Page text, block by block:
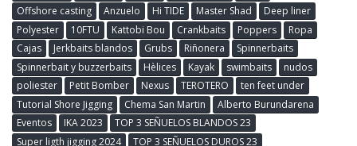
Offshore casting
Anzuelo Hi TIDE Master Shad
Deep liner
Polyester
10FTU Kattobi Bou Crankbaits Poppers
Ropa
Cajas
Jerkbaits blandos Grubs Riñonera
Spinnerbaits
Spinnerbait y buzzerbaits
Hèlices Kayak swimbaits
nudos
poliester
Petit Bomber Nexus TEROTERO
ten feet under
Tutorial Shore Jigging
Chema San Martin
Alberto Burundarena
Eventos
IKA 2023
TOP 3 SEÑUELOS BLANDOS 23
Super ligth jigging 2024
TOP 3 SEÑUELOS DUROS 23